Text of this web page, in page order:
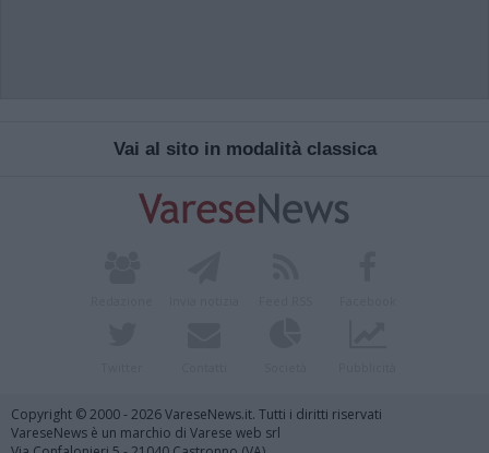
Vai al sito in modalità classica
Copyright © 2000 - 2026 VareseNews.it. Tutti i diritti riservati
VareseNews è un marchio di Varese web srl